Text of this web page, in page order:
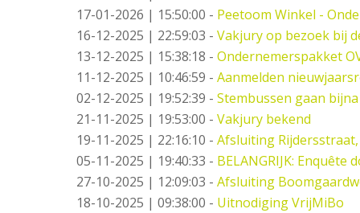
17-01-2026 | 15:50:00 - Peetoom Winkel -
16-12-2025 | 22:59:03 - Vakjury op bezoek bij
13-12-2025 | 15:38:18 - Ondernemerspakket
11-12-2025 | 10:46:59 - Aanmelden
02-12-2025 | 19:52:39 - Stembussen gaan
21-11-2025 | 19:53:00 - Vakjury bekend
19-11-2025 | 22:16:10 - Afsluiting
05-11-2025 | 19:40:33 - BELANGRIJK:
27-10-2025 | 12:09:03 - Afsluiting
18-10-2025 | 09:38:00 - Uitnodiging VrijMiBo